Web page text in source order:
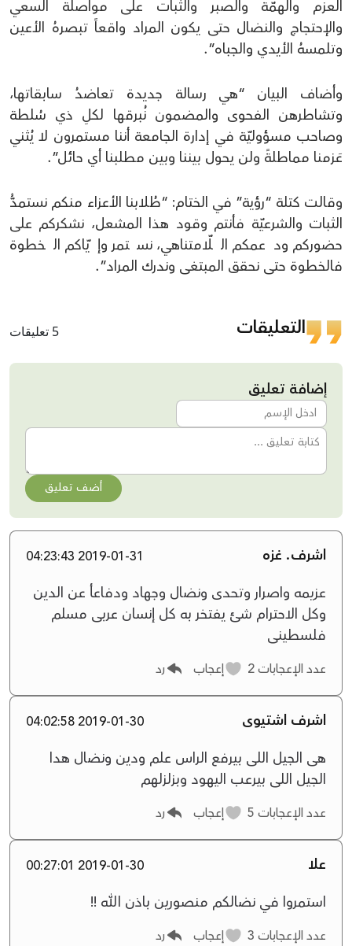
العزم والهمّة والصبر والثبات على مواصلة السعي
والإحتجاج والنضال حتى يكون المراد واقعاً تبصرهُ الأعين
وتلمسهُ الأيدي والجباه”.
وأضاف البيان “هي رسالة جديدة تعاضدُ سابقاتها،
وتشاطرهن الفحوى والمضمون نُبرقها لكلِ ذي سُلطة
وصاحب مسؤوليّة في إدارة الجامعة أننا مستمرون لا يُثني
عَزمنا مماطلةً ولن يحول بيننا وبين مطلبنا أي حائل”.
وقالت كتلة “رؤية” في الختام: “طُلابنا الأعزاء منكم نستمدُّ
الثبات والشرعيّة فأنتم وقود هذا المشعل، نشكركم على
حضوركم ودعمكم اللّامتناهي، نستمر وإيّاكم الخطوة
فالخطوة حتى نحقق المبتغى وندرك المراد”.
التعليقات 5 تعليقات
إضافة تعليق
أضف تعليق
اشرف. غزه 2019-01-31 04:23:43
عزيمه واصرار وتحدى ونضال وجهاد ودفاعأ عن الدين
وكل الاحترام شئ يفتخر به كل إنسان عربى مسلم
فلسطينى
عدد الإعجابات إعجاب رد
اشرف اشتيوى 2019-01-30 04:02:58
هى الجيل اللى بيرفع الراس علم ودين ونضال هدا
الجيل اللى بيرعب اليهود وبزلزلهم
عدد الإعجابات إعجاب رد
علا 2019-01-30 00:27:01
استمروا في نضالكم منصورين باذن الله !!
عدد الإعجابات إعجاب رد